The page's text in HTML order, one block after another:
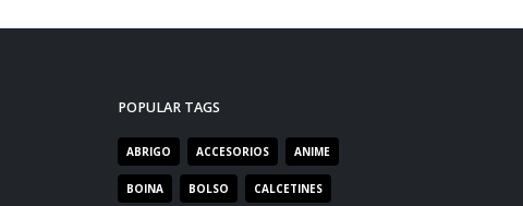
POPULAR TAGS
ABRIGO ACCESORIOS ANIME
BOINA BOLSO CALCETINES